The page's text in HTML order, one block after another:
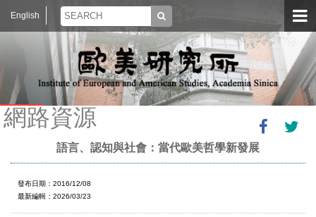
English
網路資源
語言、認知與社會：當代歐美哲學新發展
發布日期：2016/12/08
最新編輯：2026/03/23